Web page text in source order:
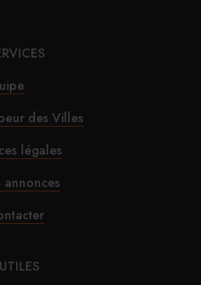
des Villes
légales
annonces